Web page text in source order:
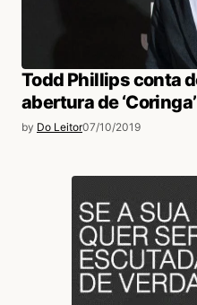
Todd Phillips conta
abertura de ‘Coringa’
by Do Leitor07/10/2019